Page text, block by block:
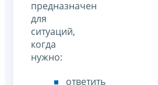
предназначен
для
ситуаций,
когда
нужно:
ответить